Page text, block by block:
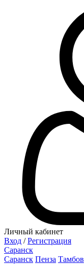
Личный кабинет
Вход / Регистрация
Саранск
Саранск Пенза Тамбов